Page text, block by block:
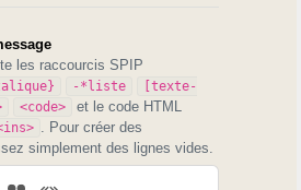
les raccourcis SPIP
-*liste
[texte-
<code> et le code HTML
. Pour créer des
simplement des lignes vides.